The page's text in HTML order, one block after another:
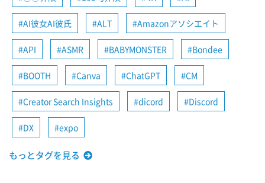
AI彼女AI彼氏 ALT Amazonアソシエイト
API ASMR BABYMONSTER Bondee
BOOTH Canva ChatGPT CM
Creator Search Insights dicord Discord
DX expo
もっとタグを見る